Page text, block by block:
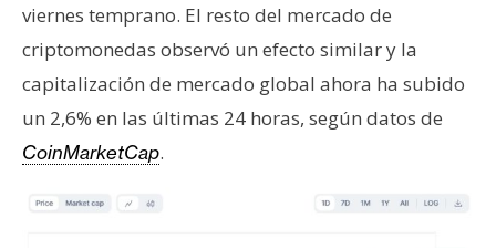
R
e
c
u
r
s
o
viernes temprano. El resto del mercado de
criptomonedas observó un efecto similar y la
capitalización de mercado global ahora ha subido
un 2,6% en las últimas 24 horas, según datos de
CoinMarketCap.